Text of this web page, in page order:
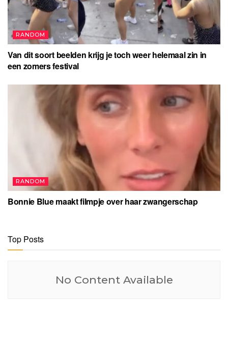
RANDOM
Van dit soort beelden krijg je toch weer helemaal zin in
een zomers festival
RANDOM
Bonnie Blue maakt filmpje over haar zwangerschap
Top Posts
No Content Available